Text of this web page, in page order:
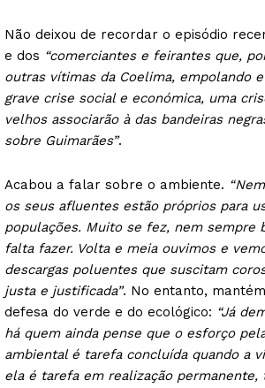
Não deixou de recordar o episódio
e dos “comerciantes e feirantes que,
outras vítimas da Coelima, empolando
grave crise social e económica, uma
velhos associarão à das bandeiras
sobre Guimarães”.
Acabou a falar sobre o ambiente.
os seus afluentes estão próprios para
populações. Muito se fez, nem sempre
falta fazer. Volta e meia ouvimos e
descargas poluentes que suscitam
justa e justificada”. No entanto,
defesa do verde e do ecológico: “Já
há quem ainda pense que o esforço
ambiental é tarefa concluída quando a
ela é tarefa em realização permanente,